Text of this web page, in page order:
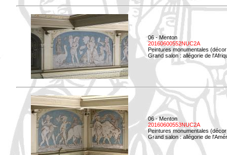
06 - Menton
20160600552NUC2A
Peintures monumentales
Grand salon : allégorie de
06 - Menton
20160600553NUC2A
Peintures monumentales
Grand salon : allégorie de